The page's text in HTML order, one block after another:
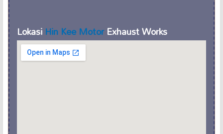
LokasiHin Kee MotorExhaust Works